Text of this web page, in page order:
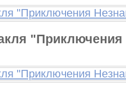
"Приключения